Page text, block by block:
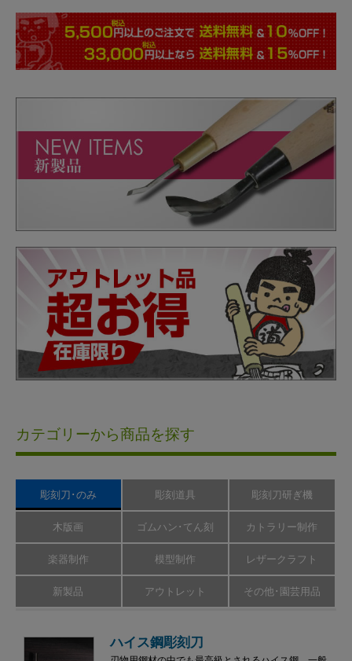
カテゴリーから商品を探す
彫刻刀･のみ 彫刻道具 彫刻刀研ぎ機
木版画 ゴムハン･てん刻 カトラリー制作
楽器制作 模型制作 レザークラフト
新製品 アウトレット その他･園芸用品
ハイス鋼彫刻刀